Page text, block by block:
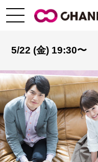
5/22 (金) 19:30〜